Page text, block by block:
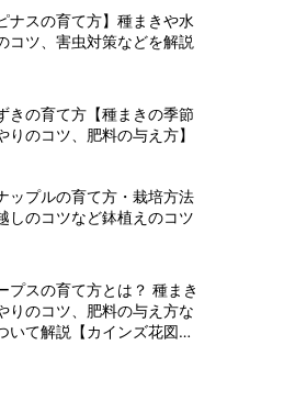
ナスの育て方】種まきや水
コツ、害虫対策などを解説
きの育て方【種まきの季節
りのコツ、肥料の与え方】
ップルの育て方・栽培方法
しのコツなど鉢植えのコツ
プスの育て方とは？ 種まき
りのコツ、肥料の与え方な
いて解説【カインズ花図